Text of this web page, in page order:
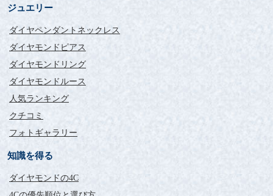
ジュエリー
ダイヤペンダントネックレス
ダイヤモンドピアス
ダイヤモンドリング
ダイヤモンドルース
人気ランキング
クチコミ
フォトギャラリー
知識を得る
ダイヤモンドの4C